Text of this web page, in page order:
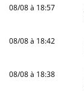
08/08 à 18:57
08/08 à 18:42
08/08 à 18:38